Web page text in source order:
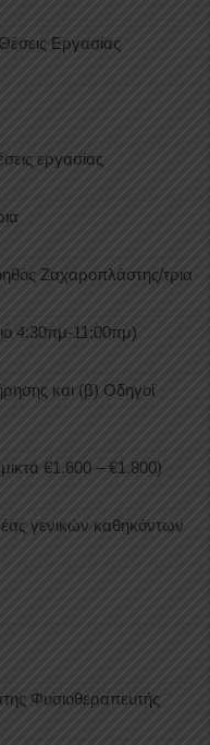
Εργασίας
εργασίας
Ζαχαροπλάστης/τρια
4:30πμ-11:00πμ)
και (β) Οδηγοί
μικτά €1.600 – €1.800)
γενικών καθηκόντων
Φυσιοθεραπευτής